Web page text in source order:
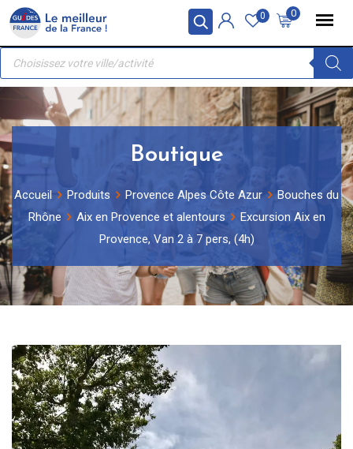
Panneau de gestion des cookies
Skip
content
0
0
Recherche
produits
Boutique
Accueil Produits Provence Alpes Côte Azur
Bouches du
Rhône
Aix en Provence et alentours
Excursion Aix en
Provence, Van 2 à 7 pers, (4h)